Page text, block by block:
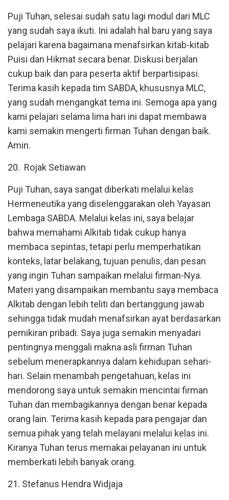
Puji Tuhan, selesai sudah satu lagi modul dari MLC
yang sudah saya ikuti. Ini adalah hal baru yang saya
pelajari karena bagaimana menafsirkan kitab-kitab
Puisi dan Hikmat secara benar. Diskusi berjalan
cukup baik dan para peserta aktif berpartisipasi.
Terima kasih kepada tim SABDA, khususnya MLC,
yang sudah mengangkat tema ini. Semoga apa yang
kami pelajari selama lima hari ini dapat membawa
kami semakin mengerti firman Tuhan dengan baik.
Amin.
20. Rojak Setiawan
Puji Tuhan, saya sangat diberkati melalui kelas
Hermeneutika yang diselenggarakan oleh Yayasan
Lembaga SABDA. Melalui kelas ini, saya belajar
bahwa memahami Alkitab tidak cukup hanya
membaca sepintas, tetapi perlu memperhatikan
konteks, latar belakang, tujuan penulis, dan pesan
yang ingin Tuhan sampaikan melalui firman-Nya.
Materi yang disampaikan membantu saya membaca
Alkitab dengan lebih teliti dan bertanggung jawab
sehingga tidak mudah menafsirkan ayat berdasarkan
pemikiran pribadi. Saya juga semakin menyadari
pentingnya menggali makna asli firman Tuhan
sebelum menerapkannya dalam kehidupan sehari-
hari. Selain menambah pengetahuan, kelas ini
mendorong saya untuk semakin mencintai firman
Tuhan dan membagikannya dengan benar kepada
orang lain. Terima kasih kepada para pengajar dan
semua pihak yang telah melayani melalui kelas ini.
Kiranya Tuhan terus memakai pelayanan ini untuk
memberkati lebih banyak orang.
21. Stefanus Hendra Widjaja